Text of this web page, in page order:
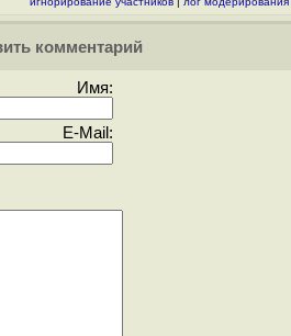
комментарий
Имя:
E-Mail: